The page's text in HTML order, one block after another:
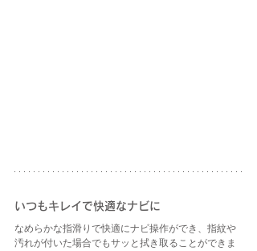
いつもキレイで快適なナビに
なめらかな指滑りで快適にナビ操作ができ、指紋や
汚れが付いた場合でもサッと拭き取ることができま